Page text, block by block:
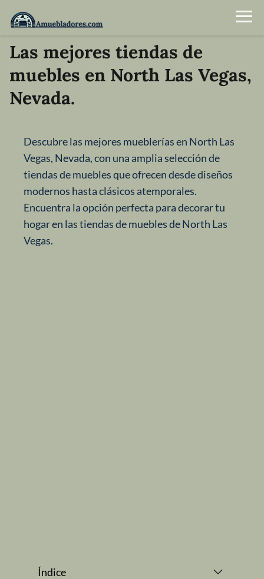
Las mejores tiendas de
muebles en North Las Vegas,
Nevada.
Descubre las mejores mueblerías en North Las
Vegas, Nevada, con una amplia selección de
tiendas de muebles que ofrecen desde diseños
modernos hasta clásicos atemporales.
Encuentra la opción perfecta para decorar tu
hogar en las tiendas de muebles de North Las
Vegas.
Índice